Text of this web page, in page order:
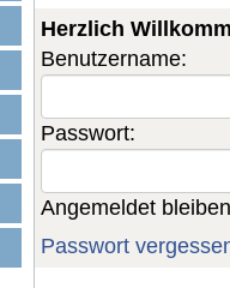
Herzlich
Benutzername:
Passwort:
Angemeldet
Passwort